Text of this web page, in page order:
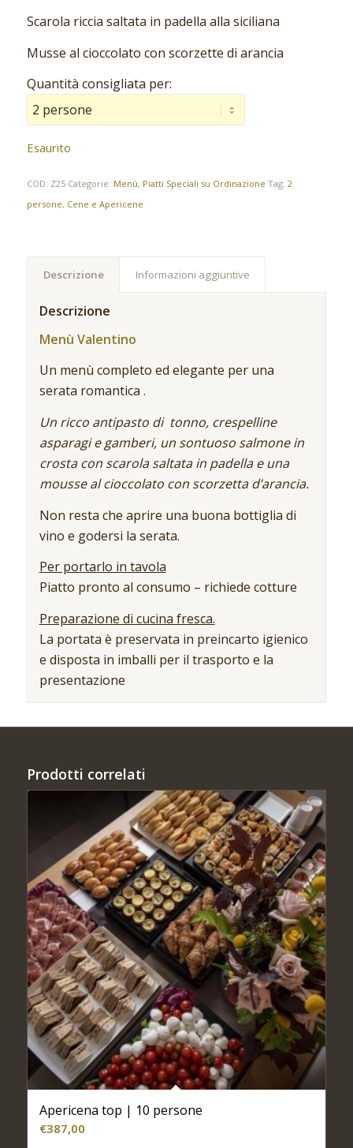
Scarola riccia saltata in padella alla siciliana
Musse al cioccolato con scorzette di arancia
Quantità consigliata per:
Esaurito
COD: Z25 Categorie: Menù, Piatti Speciali su Ordinazione Tag: 2
persone, Cene e Apericene
Descrizione Informazioni aggiuntive
Descrizione
Menù Valentino
Un menù completo ed elegante per una
serata romantica .
Un ricco antipasto di tonno, crespelline
asparagi e gamberi, un sontuoso salmone in
crosta con scarola saltata in padella e una
mousse al cioccolato con scorzetta d’arancia.
Non resta che aprire una buona bottiglia di
vino e godersi la serata.
Per portarlo in tavola
Piatto pronto al consumo – richiede cotture
Preparazione di cucina fresca.
La portata è preservata in preincarto igienico
e disposta in imballi per il trasporto e la
presentazione
Prodotti correlati
Apericena top | 10 persone
€387,00